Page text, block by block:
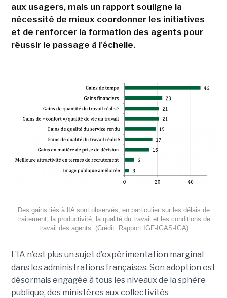
aux usagers, mais un rapport souligne la
nécessité de mieux coordonner les initiatives
et de renforcer la formation des agents pour
réussir le passage à l'échelle.
Des gains liés à lIA sont observés, en particulier sur les délais de
traitement, la productivité, la qualité du travail et les conditions de
travail des agents. (Crédit: Rapport IGF-IGAS-IGA)
L’IA n’est plus un sujet d’expérimentation marginal
dans les administrations françaises. Son adoption est
désormais engagée à tous les niveaux de la sphère
publique, des ministères aux collectivités